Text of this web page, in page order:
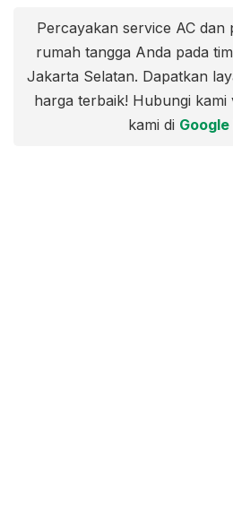
Percayakan service AC
rumah tangga Anda pada
Jakarta Selatan. Dapatkan
harga terbaik! Hubungi kami
kami di